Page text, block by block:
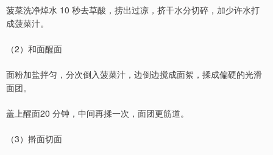
菠菜洗净焯水 10 秒去草酸，捞出过凉，挤干水分切碎，加少许水打
成菠菜汁。
（2）和面醒面
面粉加盐拌匀，分次倒入菠菜汁，边倒边搅成面絮，揉成偏硬的光滑
面团。
盖上醒面20 分钟，中间再揉一次，面团更筋道。
（3）擀面切面